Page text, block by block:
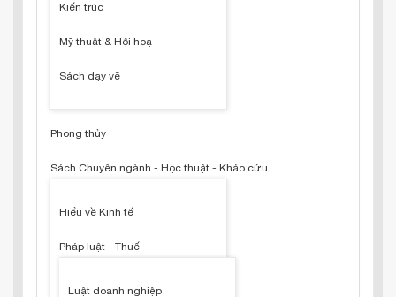
Kiến trúc
Mỹ thuật & Hội hoạ
Sách dạy vẽ
Phong thủy
Sách Chuyên ngành - Học thuật - Khảo cứu
Hiểu về Kinh tế
Pháp luật - Thuế
Luật doanh nghiệp